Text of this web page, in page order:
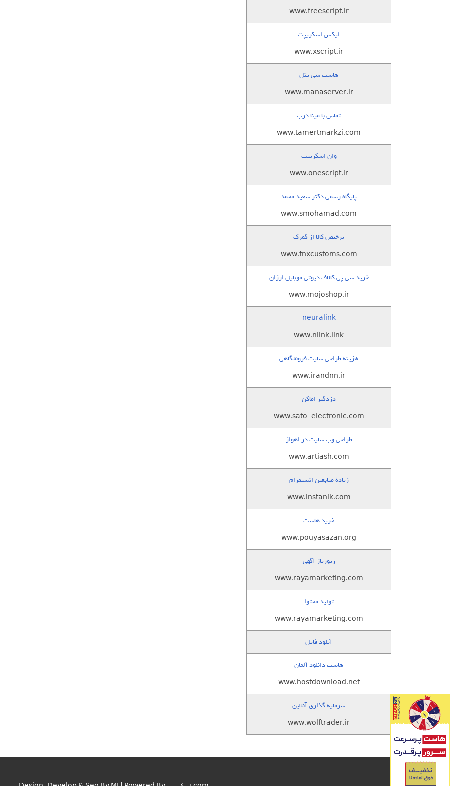
www.freescript.ir
ایکس اسکریپت
www.xscript.ir
هاست سی پنل
www.manaserver.ir
تماس با مینا درب
www.tamertmarkzi.com
وان اسکریپت
www.onescript.ir
پایگاه رسمی دکتر سعید محمد
www.smohamad.com
ترخیص کالا از گمرک
www.fnxcustoms.com
خرید سی پی کالاف دیوتی موبایل ارزان
www.mojoshop.ir
neuralink
www.nlink.link
هزینه طراحی سایت فروشگاهی
www.irandnn.ir
دزدگیر اماکن
www.sato-electronic.com
طراحی وب سایت در اهواز
www.artiash.com
زيادة متابعين انستقرام
www.instanik.com
خرید هاست
www.pouyasazan.org
رپورتاژ آگهی
www.rayamarketing.com
تولید محتوا
www.rayamarketing.com
آپلود فایل
هاست دانلود آلمان
www.hostdownload.net
سرمایه گذاری آنلاین
www.wolftrader.ir